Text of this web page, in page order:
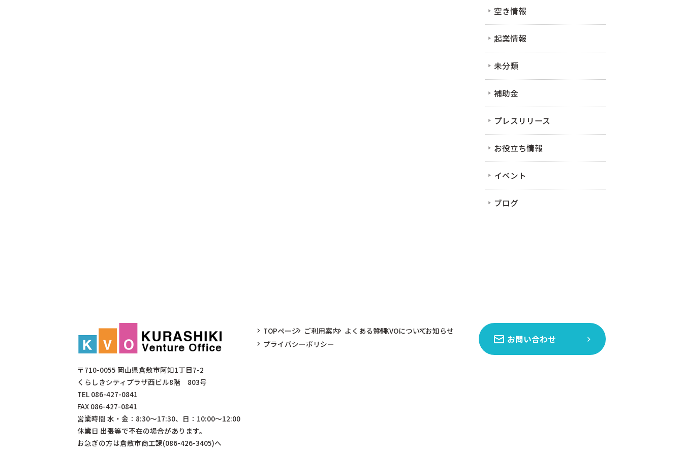
空き情報
起業情報
未分類
補助金
プレスリリース
お役立ち情報
イベント
ブログ
〒710-0055 岡山県倉敷市阿知1丁目7-2
くらしきシティプラザ西ビル8階 803号
TEL 086-427-0841
FAX 086-427-0841
営業時間 水・金：8:30～17:30、日：10:00～12:00
休業日 出張等で不在の場合があります。
お急ぎの方は倉敷市商工課(086-426-3405)へ
TOPページ ご利用案内 よくある質問KVOについてお知らせ
プライバシーポリシー
お問い合わせ